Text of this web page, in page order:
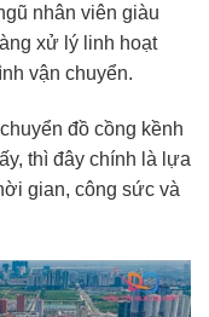
nhân viên giàu
xử lý linh hoạt
vận chuyển.
đồ cồng kềnh
thì đây chính là lựa
gian, công sức và